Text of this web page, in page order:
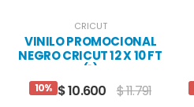
CRICUT
VINILO PROMOCIONAL
NEGRO CRICUT 12 X 10 FT
(1)
10% $ 10.600 $ 11.791